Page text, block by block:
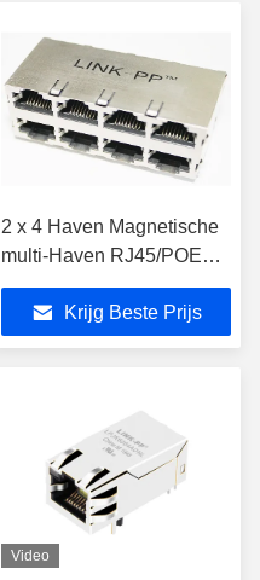
2 x 4 Haven Magnetische
multi-Haven RJ45/POE
Metaalschakelaar RM4-
104ADV1FKrijg Beste Prijs
Video